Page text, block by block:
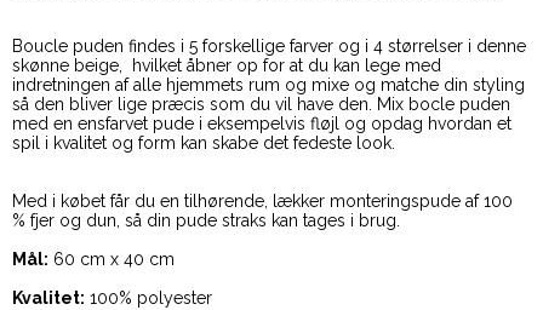
Boucle puden findes i 5 forskellige farver og i 4 størrelser i denne
skønne beige, hvilket åbner op for at du kan lege med
indretningen af alle hjemmets rum og mixe og matche din styling
så den bliver lige præcis som du vil have den. Mix bocle puden
med en ensfarvet pude i eksempelvis fløjl og opdag hvordan et
spil i kvalitet og form kan skabe det fedeste look.
Med i købet får du en tilhørende, lækker monteringspude af 100
% fjer og dun, så din pude straks kan tages i brug.
Mål: 60 cm x 40 cm
Kvalitet: 100% polyester